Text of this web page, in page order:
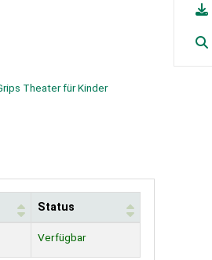
Theater für Kinder
Status
Verfügbar